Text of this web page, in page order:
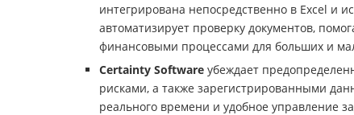
интегрирована непосредственно в Excel и
автоматизирует проверку документов,
финансовыми процессами для больших и
Certainty Software убеждает
рисками, а также зарегистрированными
реального времени и удобное управление